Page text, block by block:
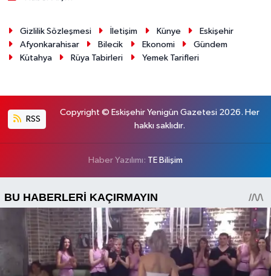
Gizlilik Sözleşmesi İletişim Künye
Eskişehir
Afyonkarahisar
Bilecik Ekonomi
Gündem
Kütahya
Rüya Tabirleri Yemek Tarifleri
RSS
Copyright © Eskişehir Yenigün Gazetesi 2026. Her
hakkı saklıdır.
Haber Yazılımı: TE Bilişim